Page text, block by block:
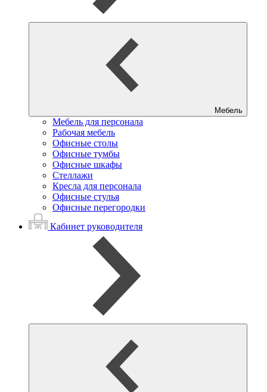
Мебель
Мебель для персонала
Рабочая мебель
Офисные столы
Офисные тумбы
Офисные шкафы
Стеллажи
Кресла для персонала
Офисные стулья
Офисные перегородки
Кабинет руководителя